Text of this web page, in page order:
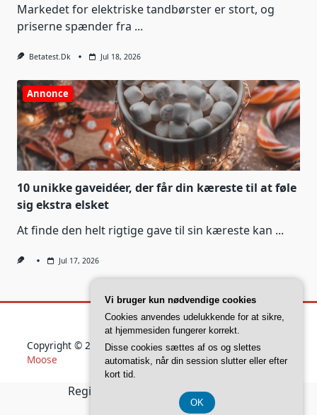
Markedet for elektriske tandbørster er stort, og
priserne spænder fra ...
Betatest.dk Jul 18, 2026
Annonce
10 unikke gaveidéer, der får din kæreste til at føle
sig ekstra elsket
At finde den helt rigtige gave til sin kæreste kan ...
Jul 17, 2026
Copyright © 2026Yuki Blogger ThemeDesigned By
Moose
Registreringsnummer 37 40 77 39
Vi bruger kun nødvendige cookies
Cookies anvendes udelukkende for at sikre,
at hjemmesiden fungerer korrekt.
Disse cookies sættes af os og slettes
automatisk, når din session slutter eller efter
kort tid.
OK